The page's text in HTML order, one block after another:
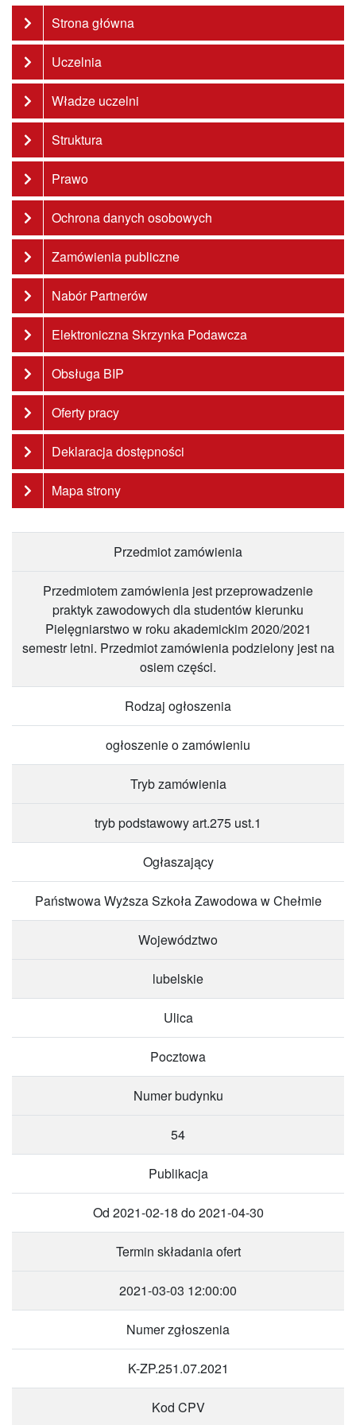
Strona główna
Uczelnia
Władze uczelni
Struktura
Prawo
Ochrona danych osobowych
Zamówienia publiczne
Nabór Partnerów
Elektroniczna Skrzynka Podawcza
Obsługa BIP
Oferty pracy
Deklaracja dostępności
Mapa strony
Przedmiot zamówienia
Przedmiotem zamówienia jest przeprowadzenie
praktyk zawodowych dla studentów kierunku
Pielęgniarstwo w roku akademickim 2020/2021
semestr letni. Przedmiot zamówienia podzielony jest na
osiem części.
Rodzaj ogłoszenia
ogłoszenie o zamówieniu
Tryb zamówienia
tryb podstawowy art.275 ust.1
Ogłaszający
Państwowa Wyższa Szkoła Zawodowa w Chełmie
Województwo
lubelskie
Ulica
Pocztowa
Numer budynku
54
Publikacja
Od 2021-02-18 do 2021-04-30
Termin składania ofert
2021-03-03 12:00:00
Numer zgłoszenia
K-ZP.251.07.2021
Kod CPV